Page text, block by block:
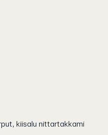
kiisalu nittartakkami